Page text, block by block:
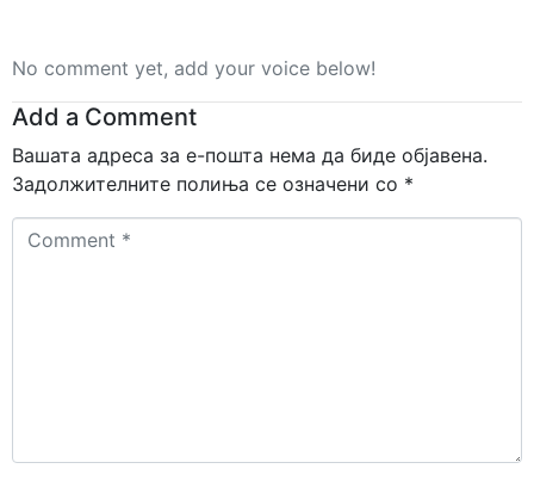
No comment yet, add your voice below!
Add a Comment
Вашата адреса за е-пошта нема да биде објавена.
Задолжителните полиња се означени со *
Comment